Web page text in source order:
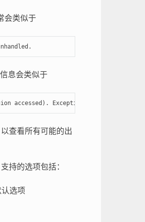
会类似于
息会类似于
accessed). Exception was unhandled.
查看所有可能的出
持的选项包括：
选项